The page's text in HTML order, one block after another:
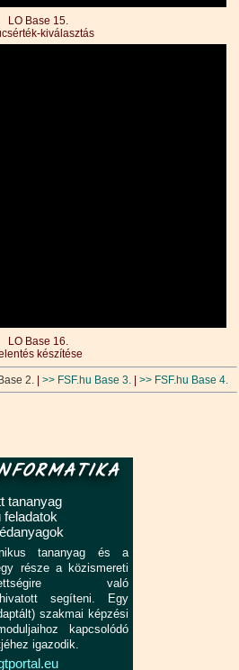
LO Base 15.
kiválasztás
LO Base 16.
készítése
2. >> FSF.hu Base 3. >> FSF.hu Base 4.
tananyag
feladatok
tananyag és a
része a közismereti
való
segíteni. Egy
szakmai képzési
kapcsolódó
igazodik.